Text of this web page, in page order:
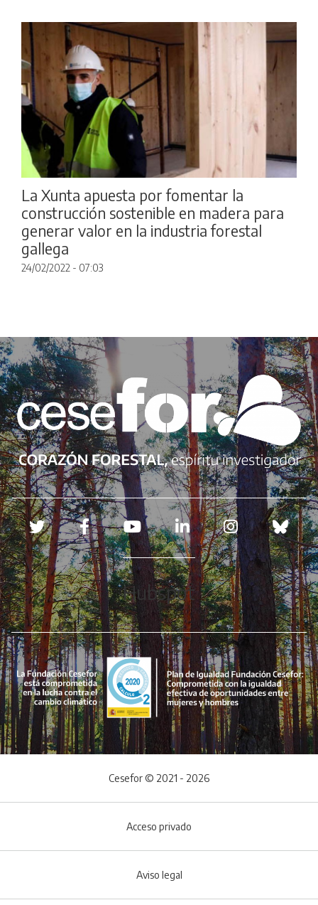
La Xunta apuesta por fomentar la
construcción sostenible en madera para
generar valor en la industria forestal
gallega
24/02/2022 - 07:03
Redes sociales
Hubspot
Cesefor © 2021 - 2026
Acceso privado
Aviso legal